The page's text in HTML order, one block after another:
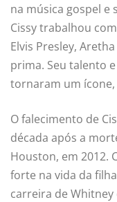
na música gospel e
Cissy trabalhou
Elvis Presley,
prima. Seu talento
tornaram um
O falecimento de
década após a
Houston, em 2012.
forte na vida da
carreira de Whitney